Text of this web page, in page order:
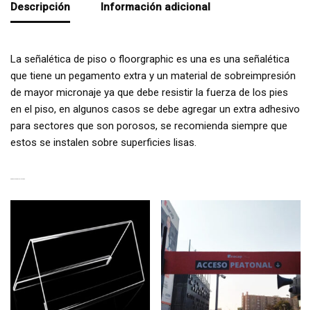
Descripción Información adicional
La señalética de piso o floorgraphic es una es una señalética
que tiene un pegamento extra y un material de sobreimpresión
de mayor micronaje ya que debe resistir la fuerza de los pies
en el piso, en algunos casos se debe agregar un extra adhesivo
para sectores que son porosos, se recomienda siempre que
estos se instalen sobre superficies lisas.